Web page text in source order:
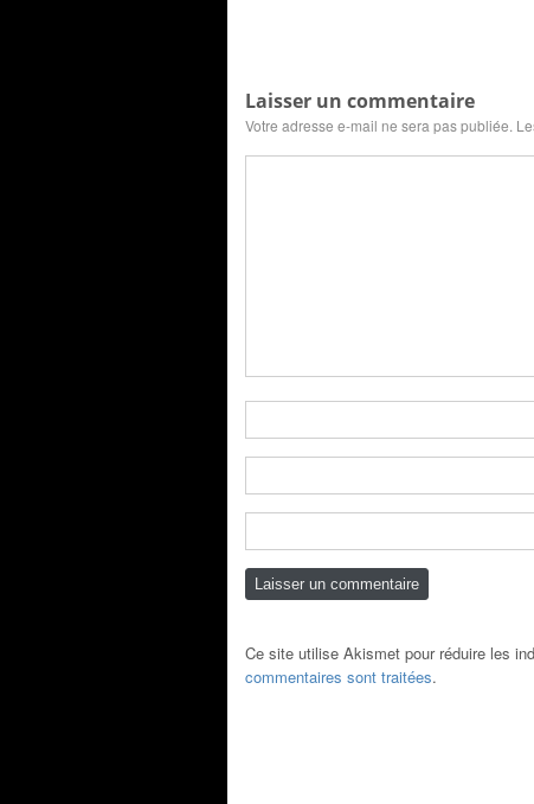
Laisser un commentaire
Votre adresse e-mail ne sera pas publiée.
Ce site utilise Akismet pour réduire les
commentaires sont traitées.